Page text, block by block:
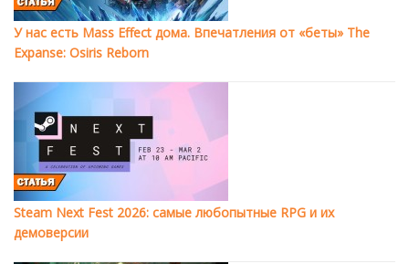
У нас есть Mass Effect дома. Впечатления от «беты» The
Expanse: Osiris Reborn
Steam Next Fest 2026: самые любопытные RPG и их
демоверсии